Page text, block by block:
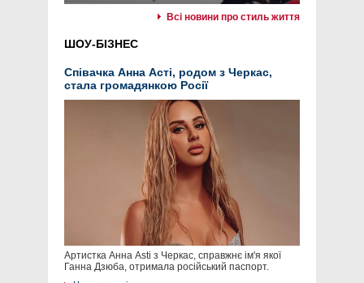
Всі новини про стиль життя
ШОУ-БІЗНЕС
Співачка Анна Асті, родом з Черкас,
стала громадянкою Росії
Артистка Анна Asti з Черкас, справжнє ім'я якої
Ганна Дзюба, отримала російський паспорт.